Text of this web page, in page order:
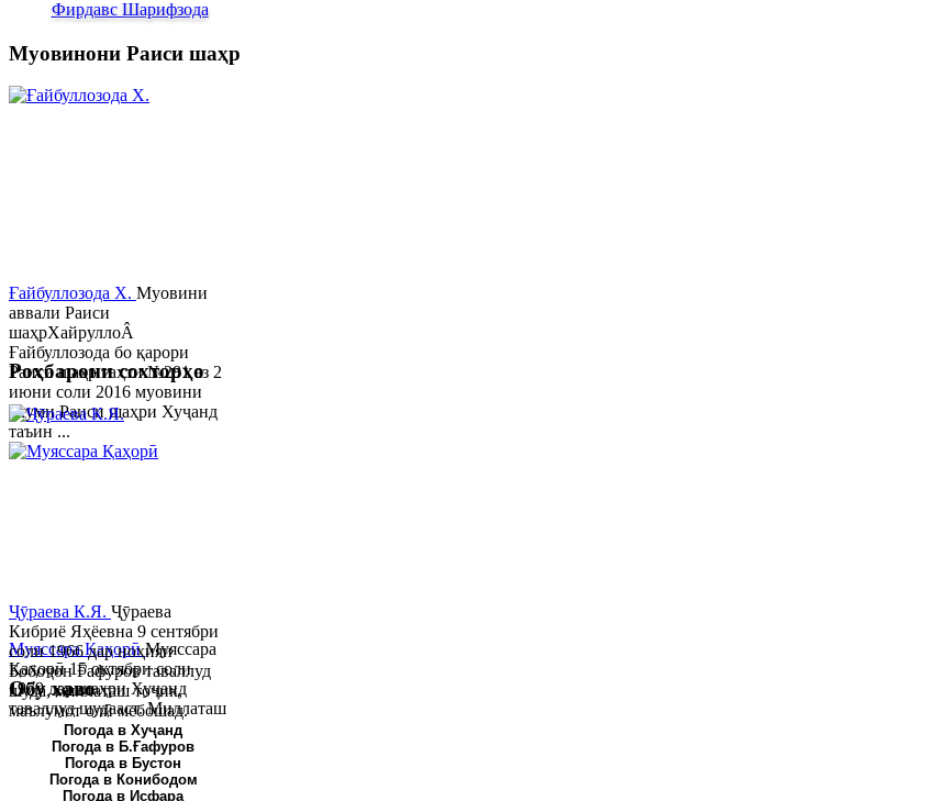
Фирдавс Шарифзода
Муовинони Раиси шаҳр
Ғайбуллозода Х. Муовини
аввали Раиси
шаҳрХайруллоÂ
Ғайбуллозода бо қарори
Раиси шаҳр таҳти №281 аз 2
июни соли 2016 муовини
якуми Раиси шаҳри Хуҷанд
таъин ...
Муяссара ҚаҳорӣМуяссара
Қаҳорӣ 15 октябри соли
1979 дар шаҳри Хуҷанд
таваллуд шудааст. Миллаташ
тоҷик. Маълумот олӣ. Соли
2002 Донишгоҳи давлатии
Хуҷанд ба...
Роҳбарони сохторҳо
Ҷӯраева К.Я. Ҷӯраева
Кибриё Яҳёевна 9 сентябри
соли 1966 дар ноҳияи
Бобоҷон Ғафуров таваллуд
шуда, миллаташ тоҷик,
маълумот олӣ мебошад.
Соли 1997 Донишг...
Обу хаво
Погода в Хуҷанд
Погода в Б.Ғафуров
Погода в Бустон
Погода в Конибодом
Погода в Исфара